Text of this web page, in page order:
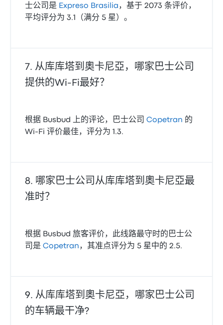
士公司是 Expreso Brasilia ，基于 2073 条评价，
平均评分为 3.1（满分 5 星）。
从库库塔到奧卡尼亞，哪家巴士公司
提供的Wi‑Fi最好？
根据 Busbud 上的评论，巴士公司Copetran 的
Wi‑Fi 评价最佳，评分为 1.3.
哪家巴士公司从库库塔到奧卡尼亞最
准时？
根据 Busbud 旅客评价，此线路最守时的巴士公
司是Copetran ，其准点评分为 5 星中的 2.5.
从库库塔到奧卡尼亞，哪家巴士公司
的车辆最干净?